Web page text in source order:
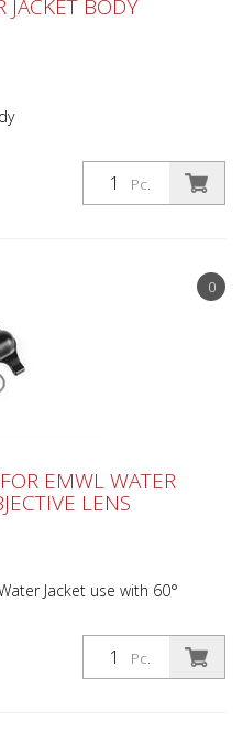
Pc.
BODY
0
Pc.
EMWL WATER
LENS
Jacket use with 60°